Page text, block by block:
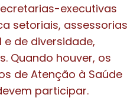
executivas
setoriais, assessorias
de diversidade,
Quando houver, os
de Atenção à Saúde
participar.